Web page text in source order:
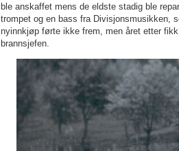
ble anskaffet mens de eldste stadig ble
trompet og en bass fra Divisjonsmusikken,
nyinnkjøp førte ikke frem, men året etter
brannsjefen.